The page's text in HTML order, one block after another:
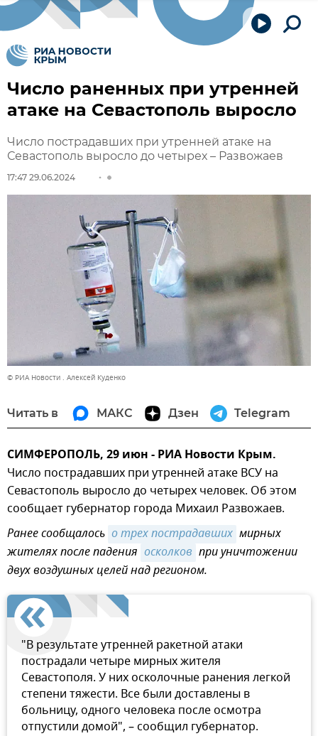
Число раненных при утренней
атаке на Севастополь выросло
Число пострадавших при утренней атаке на
Севастополь выросло до четырех – Развожаев
17:47 29.06.2024
© РИА Новости . Алексей Куденко
Читать в МАКС Дзен Telegram
СИМФЕРОПОЛЬ, 29 июн - РИА Новости Крым.
Число пострадавших при утренней атаке ВСУ на
Севастополь выросло до четырех человек. Об этом
сообщает губернатор города Михаил Развожаев.
Ранее сообщалось о трех пострадавших мирных
жителях после падения осколков при уничтожении
двух воздушных целей над регионом.
"В результате утренней ракетной атаки
пострадали четыре мирных жителя
Севастополя. У них осколочные ранения легкой
степени тяжести. Все были доставлены в
больницу, одного человека после осмотра
отпустили домой", – сообщил губернатор.